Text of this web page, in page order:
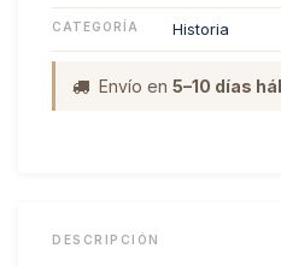
CATEGORÍA Historia
Envío en 5–10 días
DESCRIPCIÓN